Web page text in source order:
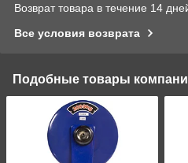
Возврат товара в течение 14
Все условия возврата
Подобные товары